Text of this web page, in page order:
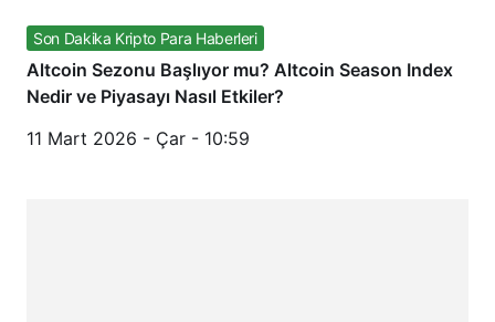
Son Dakika Kripto Para Haberleri
Altcoin Sezonu Başlıyor mu? Altcoin Season Index
Nedir ve Piyasayı Nasıl Etkiler?
11 Mart 2026 - Çar - 10:59